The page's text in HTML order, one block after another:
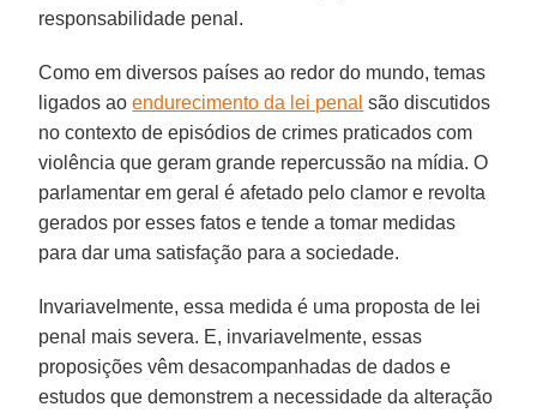
responsabilidade penal.
Como em diversos países ao redor do mundo, temas
ligados aoendurecimento da lei penal são discutidos
no contexto de episódios de crimes praticados com
violência que geram grande repercussão na mídia. O
parlamentar em geral é afetado pelo clamor e revolta
gerados por esses fatos e tende a tomar medidas
para dar uma satisfação para a sociedade.
Invariavelmente, essa medida é uma proposta de lei
penal mais severa. E, invariavelmente, essas
proposições vêm desacompanhadas de dados e
estudos que demonstrem a necessidade da alteração